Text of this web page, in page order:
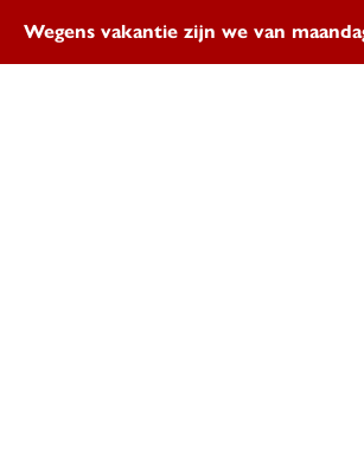
Wegens vakantie zijn we van